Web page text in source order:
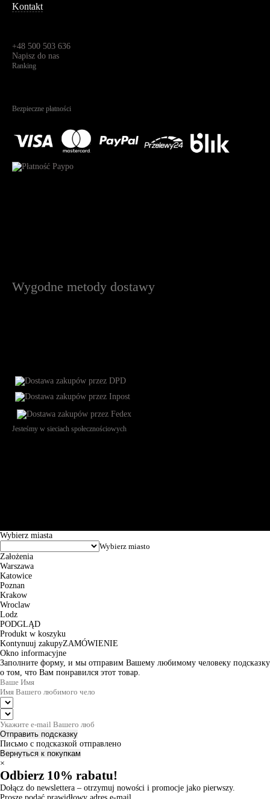
Kontakt
+48 500 503 636
Napisz do nas
Ranking
Bezpieczne płatności
Wygodne metody dostawy
Jesteśmy w sieciach społecznościowych
Wybierz miasta
Założenia
Warszawa
Katowice
Poznan
Krakow
Wroclaw
Lodz
PODGLĄD
Produkt w koszyku
Kontynuuj zakupyZAMÓWIENIE
Okno informacyjne
Заполните форму, и мы отправим Вашему любимому человеку подсказку
о том, что Вам понравился этот товар.
Отправить подсказку
Письмо с подсказкой отправлено
Вернуться к покупкам
×
Odbierz 10% rabatu!
Dołącz do newslettera – otrzymuj nowości i promocje jako pierwszy.